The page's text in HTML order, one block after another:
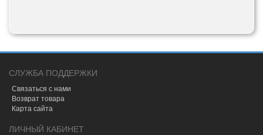
СЛУЖБА ПОДДЕРЖКИ
Связаться с нами
Возврат товара
Карта сайта
ЛИЧНЫЙ КАБИНЕТ